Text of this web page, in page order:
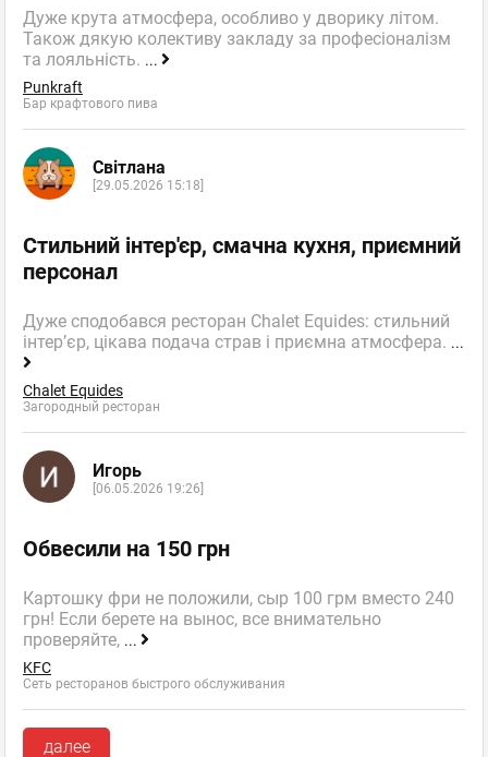
Дуже крута атмосфера, особливо у дворику літом.
Також дякую колективу закладу за професіоналізм
та лояльність. ...
Punkraft
Бар крафтового пива
Світлана
[29.05.2026 15:18]
Стильний інтер'єр, смачна кухня, приємний
персонал
Дуже сподобався ресторан Chalet Equides: стильний
інтер’єр, цікава подача страв і приємна атмосфера. ...
Chalet Equides
Загородный ресторан
Игорь
[06.05.2026 19:26]
Обвесили на 150 грн
Картошку фри не положили, сыр 100 грм вместо 240
грн! Если берете на вынос, все внимательно
проверяйте, ...
KFC
Сеть ресторанов быстрого обслуживания
далее